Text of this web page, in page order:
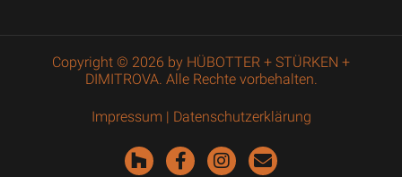
Copyright © 2026 by HÜBOTTER + STÜRKEN +
DIMITROVA. Alle Rechte vorbehalten.
Impressum | Datenschutzerklärung